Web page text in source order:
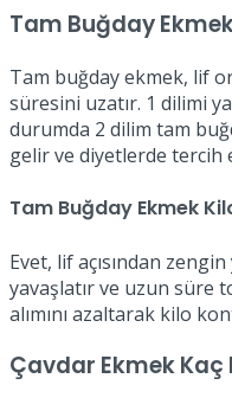
Tam Buğday
Tam buğday ekmek, lif
süresini uzatır. 1 dilimi
durumda 2 dilim tam
gelir ve diyetlerde tercih
Tam Buğday Ekmek
Evet, lif açısından
yavaşlatır ve uzun süre
alımını azaltarak kilo
Çavdar Ekmek Kaç